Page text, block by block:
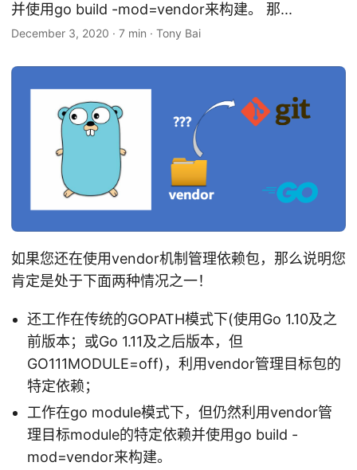
并使用go build -mod=vendor来构建。 那...
December 3, 2020 · 7 min · Tony Bai
如果您还在使用vendor机制管理依赖包，那么说明您
肯定是处于下面两种情况之一！
还工作在传统的GOPATH模式下(使用Go 1.10及之
前版本；或Go 1.11及之后版本，但
GO111MODULE=off)，利用vendor管理目标包的
特定依赖；
工作在go module模式下，但仍然利用vendor管
理目标module的特定依赖并使用go build -
mod=vendor来构建。